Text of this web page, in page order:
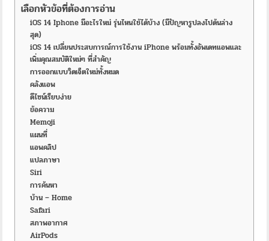
เลือกหัวข้อที่ต้องการอ่าน
iOS 14 Iphone มีอะไรใหม่ รุ่นไหนใช้ได้บ้าง (มีปัญหารูปลงไปด้นล่าง
สุด)
iOS 14 เปลี่ยนประสบการณ์การใช้งาน iPhone พร้อมทั้งอัพเดทแอพและ
เพิ่มคุณสมบัติใหม่ๆ ที่สำคัญ
การออกแบบวิดเจ็ตใหม่ทั้งหมด
คลังแอพ
ดีไซน์เรียบง่าย
ข้อความ
Memoji
แผนที่
แอพคลิป
แปลภาษา
Siri
การค้นหา
บ้าน – Home
Safari
สภาพอากาศ
AirPods